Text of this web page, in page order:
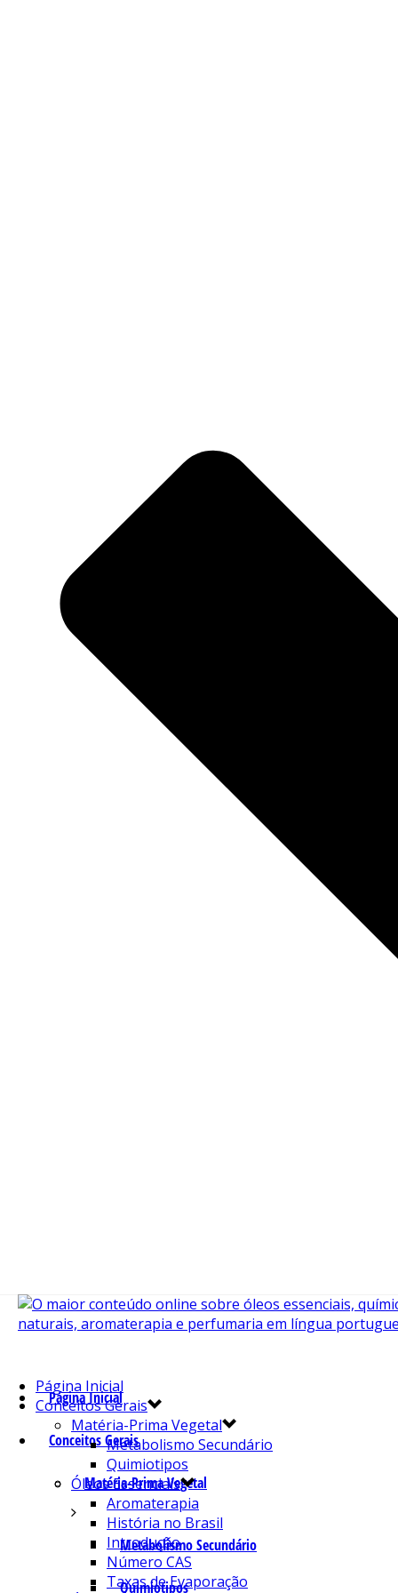
Página Inicial
Conceitos Gerais
Matéria-Prima Vegetal
Metabolismo Secundário
Quimiotipos
Página Inicial
Conceitos Gerais
Matéria-Prima Vegetal
Metabolismo Secundário
Quimiotipos
Óleos Essenciais
Aromaterapia
História no Brasil
Introdução
Número CAS
Taxas de Evaporação